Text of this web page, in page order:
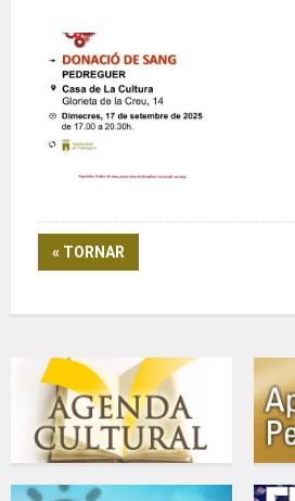
« TORNAR